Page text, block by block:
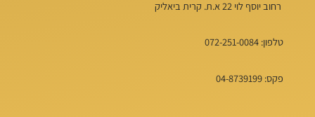
רחוב יוסף לוי 22 א.ת. קרית ביאליק
טלפון: 072-251-0084
פקס: 04-8739199